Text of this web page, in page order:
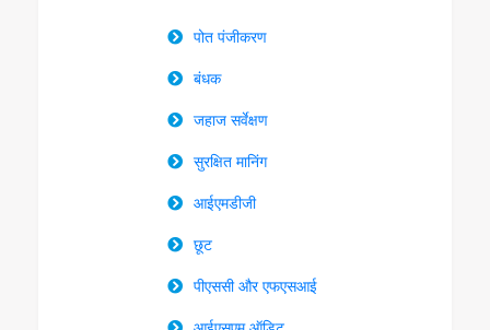
पोत पंजीकरण
बंधक
जहाज सर्वेक्षण
सुरक्षित मानिंग
आईएमडीजी
छूट
पीएससी और एफएसआई